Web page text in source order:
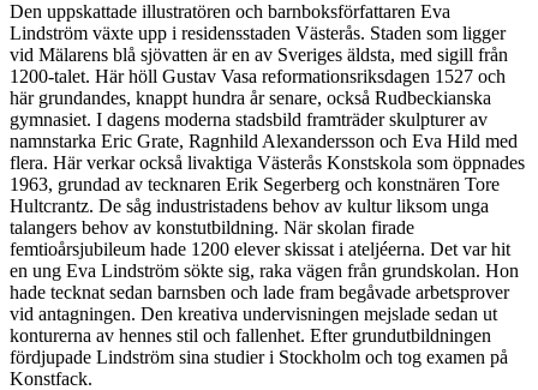
Den uppskattade illustratören och barnboksförfattaren Eva
Lindström växte upp i residensstaden Västerås. Staden som ligger
vid Mälarens blå sjövatten är en av Sveriges äldsta, med sigill från
1200-talet. Här höll Gustav Vasa reformationsriksdagen 1527 och
här grundandes, knappt hundra år senare, också Rudbeckianska
gymnasiet. I dagens moderna stadsbild framträder skulpturer av
namnstarka Eric Grate, Ragnhild Alexandersson och Eva Hild med
flera. Här verkar också livaktiga Västerås Konstskola som öppnades
1963, grundad av tecknaren Erik Segerberg och konstnären Tore
Hultcrantz. De såg industristadens behov av kultur liksom unga
talangers behov av konstutbildning. När skolan firade
femtioårsjubileum hade 1200 elever skissat i ateljéerna. Det var hit
en ung Eva Lindström sökte sig, raka vägen från grundskolan. Hon
hade tecknat sedan barnsben och lade fram begåvade arbetsprover
vid antagningen. Den kreativa undervisningen mejslade sedan ut
konturerna av hennes stil och fallenhet. Efter grundutbildningen
fördjupade Lindström sina studier i Stockholm och tog examen på
Konstfack.